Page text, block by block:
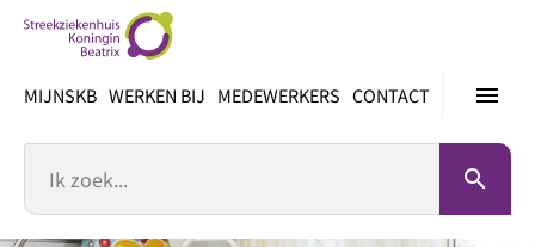
inhoud
menu
MIJNSKB WERKEN BIJ MEDEWERKERS CONTACT
search